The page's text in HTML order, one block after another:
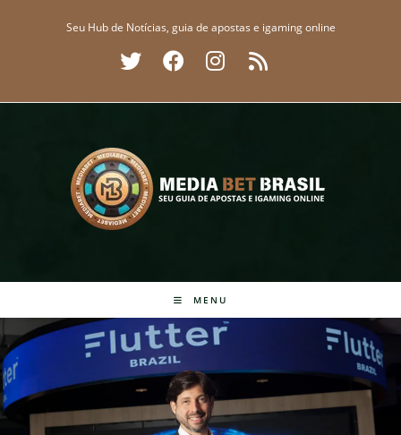
Seu Hub de Notícias, guia de apostas e igaming online
MENU